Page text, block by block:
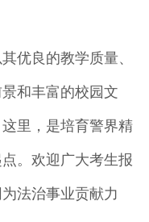
优良的教学质量、
和丰富的校园文
里，是培育警界精
。欢迎广大考生报
法治事业贡献力